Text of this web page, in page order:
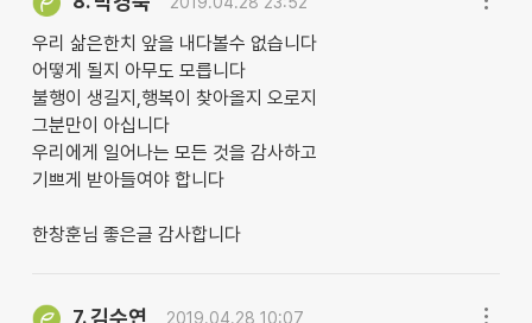
우리 삶은한치 앞을 내다볼수 없습니다
어떻게 될지 아무도 모릅니다
불행이 생길지,행복이 찾아올지 오로지
그분만이 아십니다
우리에게 일어나는 모든 것을 감사하고
기쁘게 받아들여야 합니다
한창훈님 좋은글 감사합니다
7. 2019.04.28 10:07